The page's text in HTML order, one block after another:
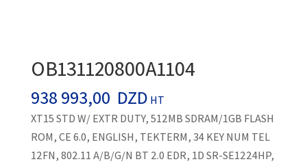
OB131120800A1104
938 993,00 DZD HT
XT15 STD W/ EXTR DUTY, 512MB SDRAM/1GB FLASH
ROM, CE 6.0, ENGLISH, TEKTERM, 34 KEY NUM TEL
12FN, 802.11 A/B/G/N BT 2.0 EDR, 1D SR-SE1224HP,